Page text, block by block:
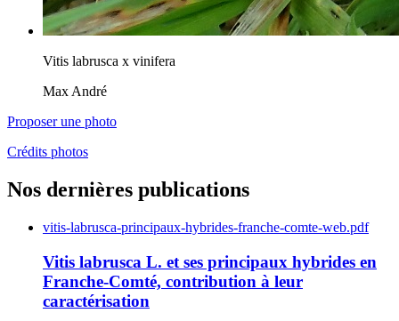
Vitis labrusca x vinifera
Max André
Proposer une photo
Crédits photos
Nos dernières publications
vitis-labrusca-principaux-hybrides-franche-comte-web.pdf
Vitis labrusca L. et ses principaux hybrides en
Franche-Comté, contribution à leur
caractérisation